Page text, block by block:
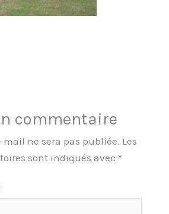
commentaire
mail ne sera pas publiée. Les
sont indiqués avec *